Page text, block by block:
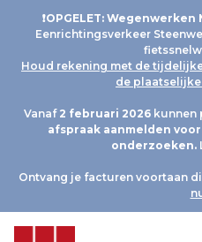
❗OPGELET:
Eenrichtingsverkeer
Houd rekening met de
de
Vanaf 2 februari 2026 kunnen
afspraak aanmelden
onderzoeken.
Ontvang je facturen voortaan